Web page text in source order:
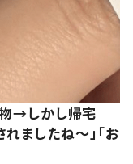
→しかし帰宅
ましたね～」「お